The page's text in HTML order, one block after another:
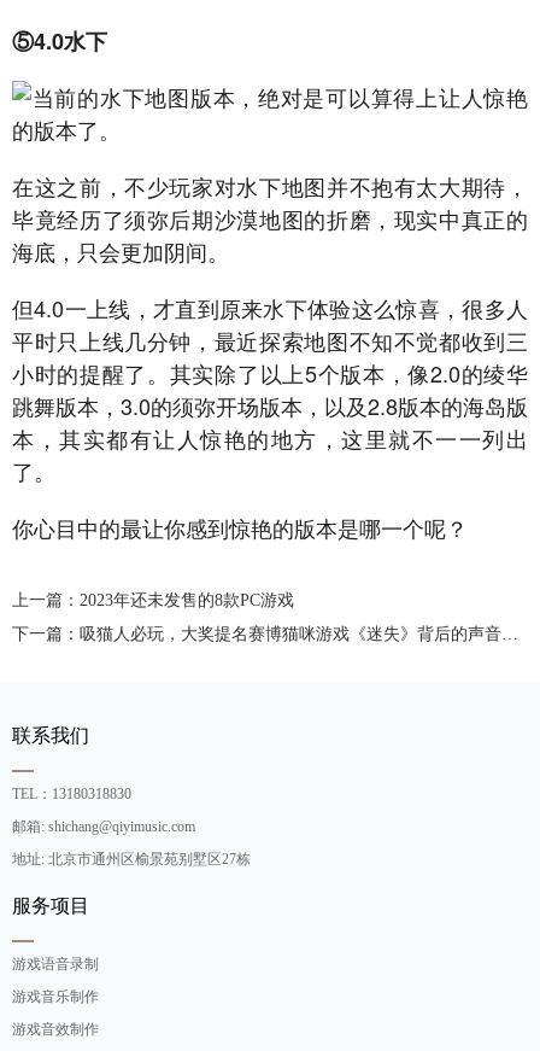
⑤4.0水下
当前的水下地图版本，绝对是可以算得上让人惊艳
的版本了。
在这之前，不少玩家对水下地图并不抱有太大期待，
毕竟经历了须弥后期沙漠地图的折磨，现实中真正的
海底，只会更加阴间。
但4.0一上线，才直到原来水下体验这么惊喜，很多人
平时只上线几分钟，最近探索地图不知不觉都收到三
小时的提醒了。其实除了以上5个版本，像2.0的绫华
跳舞版本，3.0的须弥开场版本，以及2.8版本的海岛版
本，其实都有让人惊艳的地方，这里就不一一列出
了。
你心目中的最让你感到惊艳的版本是哪一个呢？
上一篇：2023年还未发售的8款PC游戏
下一篇：吸猫人必玩，大奖提名赛博猫咪游戏《迷失》背后的声音制作
联系我们
TEL：13180318830
邮箱: shichang@qiyimusic.com
地址: 北京市通州区榆景苑别墅区27栋
服务项目
游戏语音录制
游戏音乐制作
游戏音效制作